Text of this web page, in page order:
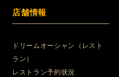
店舗情報
ドリームオーシャン（レスト
ラン）
レストラン予約状況